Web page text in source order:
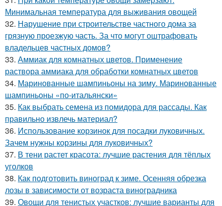
Минимальная температура для выживания овощей
32. Нарушение при строительстве частного дома за
грязную проезжую часть. За что могут оштрафовать
владельцев частных домов?
33. Аммиак для комнатных цветов. Применение
раствора аммиака для обработки комнатных цветов
34. Маринованные шампиньоны на зиму. Маринованные
шампиньоны «по-итальянски»
35. Как выбрать семена из помидора для рассады. Как
правильно извлечь материал?
36. Использование корзинок для посадки луковичных.
Зачем нужны корзины для луковичных?
37. В тени растет красота: лучшие растения для тёплых
уголков
38. Как подготовить виноград к зиме. Осенняя обрезка
лозы в зависимости от возраста виноградника
39. Овощи для тенистых участков: лучшие варианты для